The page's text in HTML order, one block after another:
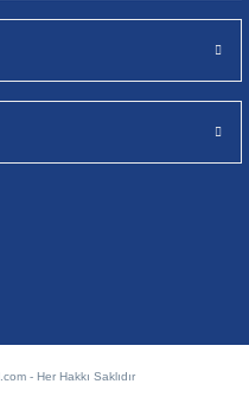
- Her Hakkı Saklıdır